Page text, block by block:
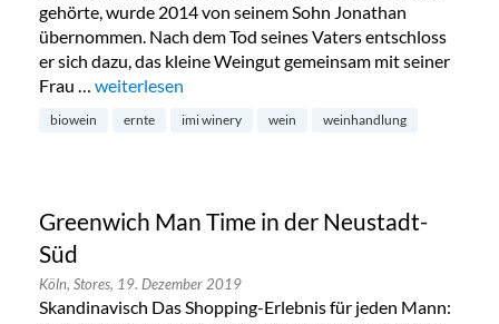
gehörte, wurde 2014 von seinem Sohn Jonathan
übernommen. Nach dem Tod seines Vaters entschloss
er sich dazu, das kleine Weingut gemeinsam mit seiner
Frau … „IMI Winery in Köln-Ehrenfeld“
weiterlesen
biowein ernte imi winery wein weinhandlung
Greenwich Man Time in der Neustadt-
Süd
Köln, Stores, 19. Dezember 2019
Skandinavisch Das Shopping-Erlebnis für jeden Mann: